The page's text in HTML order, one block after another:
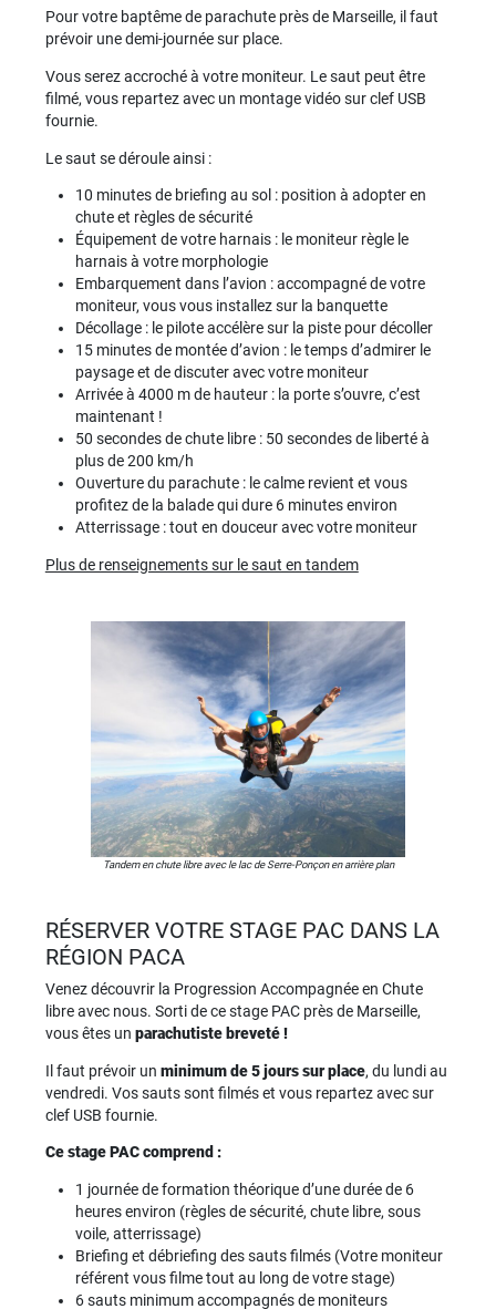
Pour votre baptême de parachute près de Marseille, il faut
prévoir une demi-journée sur place.
Vous serez accroché à votre moniteur. Le saut peut être
filmé, vous repartez avec un montage vidéo sur clef USB
fournie.
Le saut se déroule ainsi :
10 minutes de briefing au sol : position à adopter en
chute et règles de sécurité
Équipement de votre harnais : le moniteur règle le
harnais à votre morphologie
Embarquement dans l’avion : accompagné de votre
moniteur, vous vous installez sur la banquette
Décollage : le pilote accélère sur la piste pour décoller
15 minutes de montée d’avion : le temps d’admirer le
paysage et de discuter avec votre moniteur
Arrivée à 4000 m de hauteur : la porte s’ouvre, c’est
maintenant !
50 secondes de chute libre : 50 secondes de liberté à
plus de 200 km/h
Ouverture du parachute : le calme revient et vous
profitez de la balade qui dure 6 minutes environ
Atterrissage : tout en douceur avec votre moniteur
Plus de renseignements sur le saut en tandem
Tandem en chute libre avec le lac de Serre-Ponçon en arrière plan
RÉSERVER VOTRE STAGE PAC DANS LA
RÉGION PACA
Venez découvrir la Progression Accompagnée en Chute
libre avec nous. Sorti de ce stage PAC près de Marseille,
vous êtes un parachutiste breveté !
Il faut prévoir un minimum de 5 jours sur place, du lundi au
vendredi. Vos sauts sont filmés et vous repartez avec sur
clef USB fournie.
Ce stage PAC comprend :
1 journée de formation théorique d’une durée de 6
heures environ (règles de sécurité, chute libre, sous
voile, atterrissage)
Briefing et débriefing des sauts filmés (Votre moniteur
référent vous filme tout au long de votre stage)
6 sauts minimum accompagnés de moniteurs